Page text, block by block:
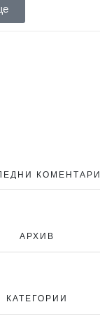
КОМЕНТАРИ
АРХИВ
КАТЕГОРИИ